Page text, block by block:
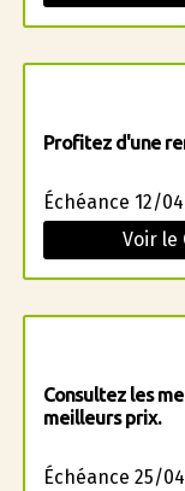
Profitez d'une
Échéance 12/
Voir le
Consultez les
meilleurs prix.
Échéance 25/